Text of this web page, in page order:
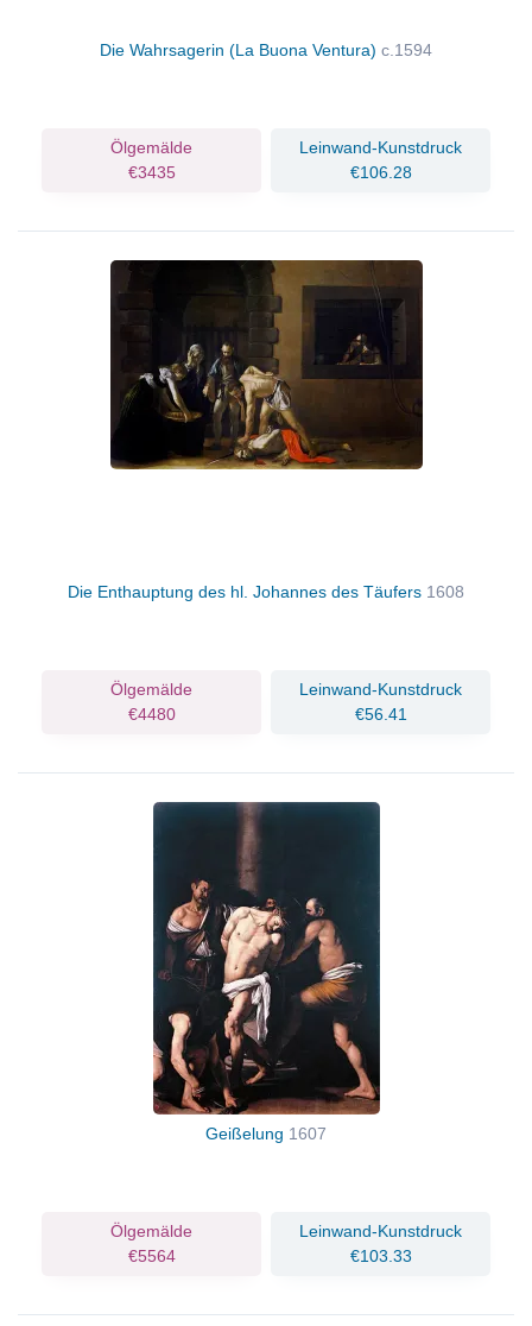
Die Wahrsagerin (La Buona Ventura) c.1594
Ölgemälde
€3435
Leinwand-Kunstdruck
€106.28
Die Enthauptung des hl. Johannes des Täufers 1608
Ölgemälde
€4480
Leinwand-Kunstdruck
€56.41
Geißelung 1607
Ölgemälde
€5564
Leinwand-Kunstdruck
€103.33